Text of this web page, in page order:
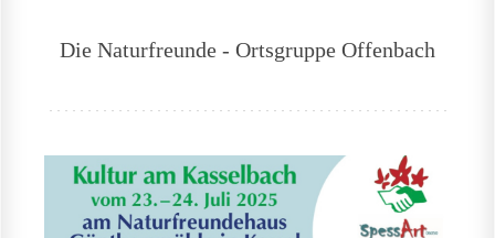
Die Naturfreunde - Ortsgruppe Offenbach